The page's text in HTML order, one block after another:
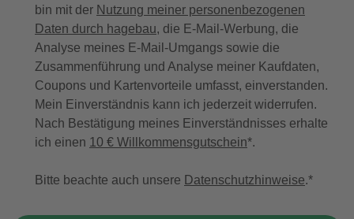
bin mit der Nutzung meiner personenbezogenen
Daten durch hagebau, die E-Mail-Werbung, die
Analyse meines E-Mail-Umgangs sowie die
Zusammenführung und Analyse meiner Kaufdaten,
Coupons und Kartenvorteile umfasst, einverstanden.
Mein Einverständnis kann ich jederzeit widerrufen.
Nach Bestätigung meines Einverständnisses erhalte
ich einen 10 € Willkommensgutschein*.
Bitte beachte auch unsere Datenschutzhinweise.